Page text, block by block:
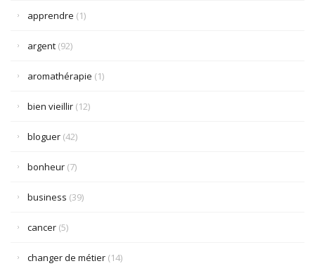
apprendre (1)
argent (92)
aromathérapie (1)
bien vieillir (12)
bloguer (42)
bonheur (7)
business (39)
cancer (5)
changer de métier (14)